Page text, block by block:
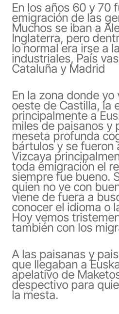
En los años 60 y 70
emigración de las
Muchos se iban a
Inglaterra, pero
lo normal era irse a
industriales, País
Cataluña y Madrid
En la zona donde
oeste de Castilla, la
principalmente a
miles de paisanos y
meseta profunda
bártulos y se fueron
Vizcaya
toda emigración el
siempre fue bueno.
quien no ve con
viene de fuera a
conocer el idioma o
Hoy vemos
también con los
A las paisanas y
que llegaban a
apelativo de
despectivo para
la mesta.